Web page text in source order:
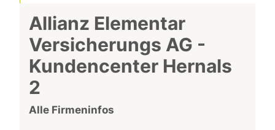
Allianz Elementar
Versicherungs AG -
Kundencenter Hernals
2
Alle Firmeninfos